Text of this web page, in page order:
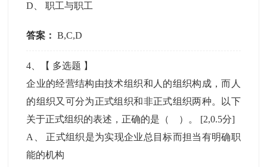
D 、职工与职工
答案： B,C,D
4 、【 多选题 】
企业的经营结构由技术组织和人的组织构成，而人
的组织又可分为正式组织和非正式组织两种。以下
关于正式组织的表述，正确的是（ ）。 [2,0.5分]
A
正式组织是为实现企业总目标而担当有明确职
能的机构